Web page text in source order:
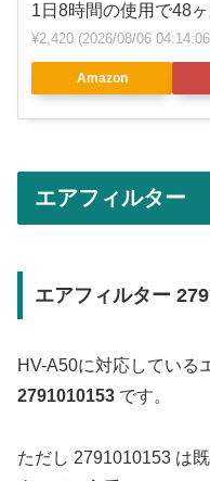
1日8時間の使用で48
¥2,420 (2026/08/06
Amazon
エアフィルター
エアフィルター
HV-A50に対応している
2791010153 です。
ただし 2791010153 は